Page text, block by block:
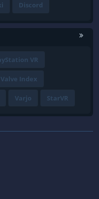
Discord
VR
Valve Index
Varjo StarVR